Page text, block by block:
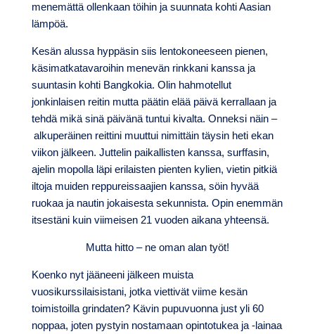
menemättä ollenkaan töihin ja suunnata kohti Aasian
lämpöä.
Kesän alussa hyppäsin siis lentokoneeseen pienen,
käsimatkatavaroihin menevän rinkkani kanssa ja
suuntasin kohti Bangkokia. Olin hahmotellut
jonkinlaisen reitin mutta päätin elää päivä kerrallaan ja
tehdä mikä sinä päivänä tuntui kivalta. Onneksi näin –
alkuperäinen reittini muuttui nimittäin täysin heti ekan
viikon jälkeen. Juttelin paikallisten kanssa, surffasin,
ajelin mopolla läpi erilaisten pienten kylien, vietin pitkiä
iltoja muiden reppureissaajien kanssa, söin hyvää
ruokaa ja nautin jokaisesta sekunnista. Opin enemmän
itsestäni kuin viimeisen 21 vuoden aikana yhteensä.
Mutta hitto – ne oman alan työt!
Koenko nyt jääneeni jälkeen muista
vuosikurssilaisistani, jotka viettivät viime kesän
toimistoilla grindaten? Kävin pupuvuonna just yli 60
noppaa, joten pystyin nostamaan opintotukea ja -lainaa